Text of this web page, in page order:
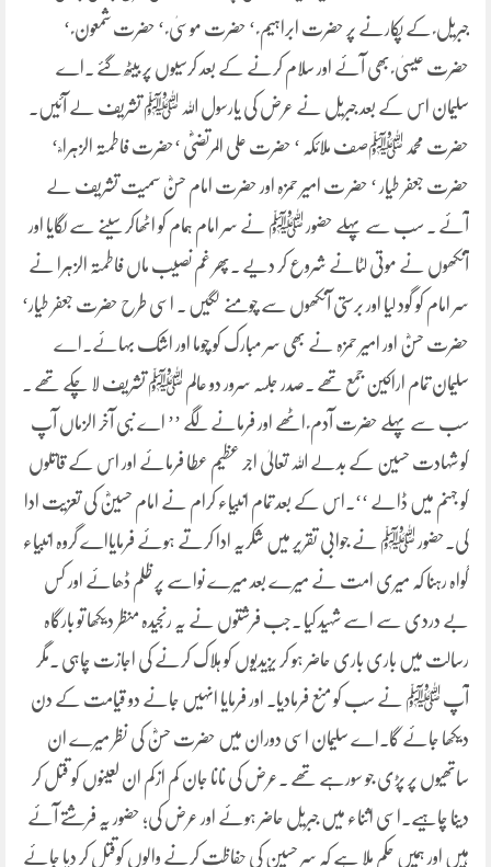
جبریل ؑ کے پکارنے پر حضرت ابراہیم ؑ ‘ حضرت موسیٰ ؑ ‘ حضرت شمعون ؑ ‘
حضرت عیسیٰ ؑ بھی آئے اور سلام کرنے کے بعد کرسیوں پر بیٹھ گئے ۔اے
سلیمان اس کے بعد جبریل نے عرض کی یارسول اللہ ﷺ تشریف لے آئیں۔
حضرت محمد ﷺصف ملائکہ ‘ حضرت علی المرتضیٰؓ ‘حضرت فاطمتہ الزہرا ؓ ‘
حضرت جعفر طیار ‘ حضر ت امیر حمزہ اور حضرت امام حسنؓ سمیت تشریف لے
آئے ۔ سب سے پہلے حضور ﷺ نے سر امام ہمام کو اٹھاکر سینے سے لگایا اور
آنکھوں نے موتی لٹانے شروع کر دیے ۔پھر غم نصیب ماں فاطمتہ الزہرا نے
سر امام کو گود لیا اور برستی آنکھوں سے چومنے لگیں ۔ اسی طرح حضرت جعفر طیار‘
حضرت حسنؓ اور امیر حمزہ نے بھی سر مبارک کو چوما اور اشک بہائے۔اے
سلیمان تمام اراکین جمع تھے ۔صدر جلسہ سرور دو عالم ﷺ تشریف لا چکے تھے ۔
سب سے پہلے حضرت آدم ؑ اٹھے اور فرمانے لگے ’’ اے نبی آخر الزماں آپ
کو شہادت حسین کے بدلے اللہ تعالیٰ اجر عظیم عطا فرمائے اور اس کے قاتلوں
کو جہنم میں ڈالے ‘‘۔اس کے بعد تمام انبیاء کرام نے امام حسینؓ کی تعزیت ادا
کی۔حضور ﷺ نے جوابی تقریر میں شکریہ ادا کرتے ہوئے فرمایااے گروہ انبیاء
گواہ رہنا کہ میری امت نے میرے بعد میرے نواسے پر ظلم ڈھائے اور کس
بے دردی سے اسے شہید کیا ۔جب فرشتوں نے یہ رنجیدہ منظر دیکھا تو بارگاہ
رسالت میں باری باری حاضر ہو کر یزیدیوں کو ہلاک کرنے کی اجازت چاہی ۔مگر
آپ ﷺ نے سب کو منع فرمادیا۔ اور فرمایا انہیں جانے دو قیامت کے دن
دیکھا جائے گا۔اے سلیمان اسی دوران میں حضرت حسنؓ کی نظر میرے ان
ساتھیوں پر پڑی جو سورہے تھے ۔عرض کی نانا جان کم ازکم ان لعینوں کو قتل کر
دینا چاہیے۔اسی اثناء میں جبریل حاضر ہوئے اور عرض کی؛ حضور یہ فرشتے آئے
ہیں اور ہمیں حکم ملا ہے کہ سر حسین کی حفاظت کرنے والوں کوقتل کر دیا جائے